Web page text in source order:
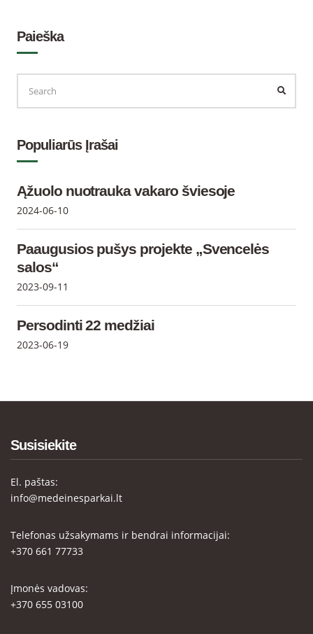
Paieška
Populiarūs Įrašai
Ąžuolo nuotrauka vakaro šviesoje
2024-06-10
Paaugusios pušys projekte „Svencelės
salos“
2023-09-11
Persodinti 22 medžiai
2023-06-19
Susisiekite
El. paštas:
info@medeinesparkai.lt
Telefonas užsakymams ir bendrai informacijai:
+370 661 77733
Įmonės vadovas:
+370 655 03100